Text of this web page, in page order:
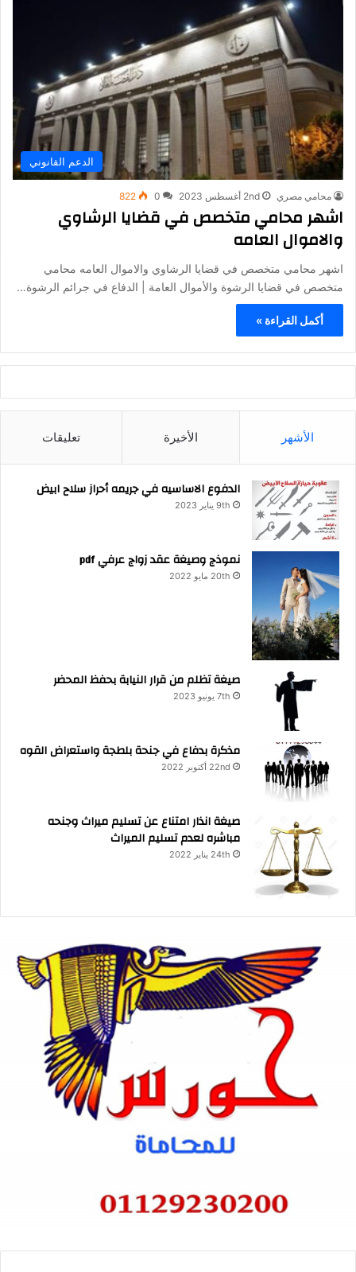
الدعم القانوني
محامي مصري 2nd أغسطس 2023 0
822
اشهر محامي متخصص في قضايا الرشاوي
والاموال العامه
اشهر محامي متخصص في قضايا الرشاوي والاموال العامه محامي
متخصص في قضايا الرشوة والأموال العامة | الدفاع في جرائم الرشوة…
أكمل القراءة »
الأشهر الأخيرة تعليقات
الدفوع الاساسيه في جريمه أحراز سلاح ابيض
9th يناير 2023
نموذج وصيغة عقد زواج عرفي pdf
20th مايو 2022
صيغة تظلم من قرار النيابة بحفظ المحضر
7th يونيو 2023
مذكرة بدفاع في جنحة بلطجة واستعراض القوه
22nd أكتوبر 2022
صيغة انذار امتناع عن تسليم ميراث وجنحه
مباشره لعدم تسليم الميراث
24th يناير 2022